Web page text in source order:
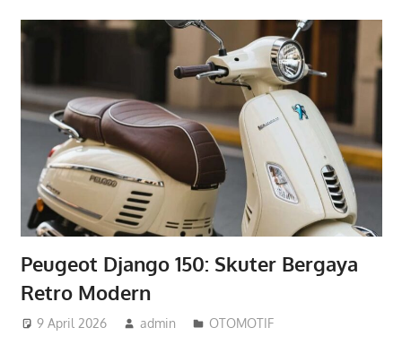
Peugeot Django 150: Skuter Bergaya
Retro Modern
9 April 2026 admin OTOMOTIF